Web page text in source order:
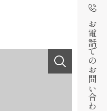
お電話でのお問い合わせ